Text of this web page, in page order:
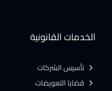
الخدمات القانونية
تأسيس الشركات
قضايا التعويضات